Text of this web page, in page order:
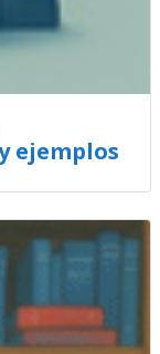
ejemplos